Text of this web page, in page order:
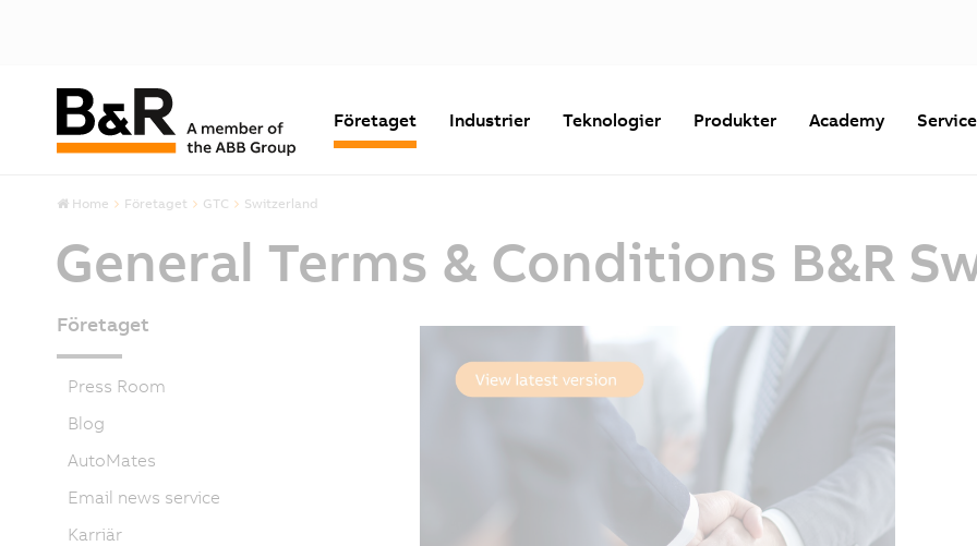
Företaget Industrier Teknologier Produkter Academy Service
Home Företaget GTC Switzerland
General Terms & Conditions B&R
Företaget
Press Room
Blog
AutoMates
Email news service
Karriär